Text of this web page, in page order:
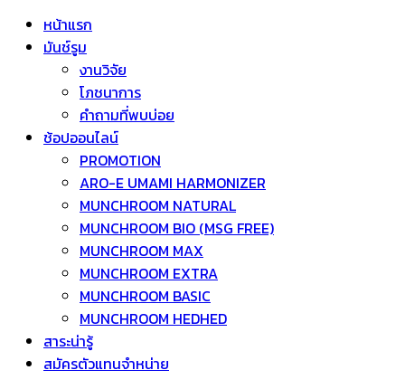
หน้าแรก
มันช์รูม
งานวิจัย
โภชนาการ
คำถามที่พบบ่อย
ช้อปออนไลน์
PROMOTION
ARO-E UMAMI HARMONIZER
MUNCHROOM NATURAL
MUNCHROOM BIO (MSG FREE)
MUNCHROOM MAX
MUNCHROOM EXTRA
MUNCHROOM BASIC
MUNCHROOM HEDHED
สาระน่ารู้
สมัครตัวแทนจำหน่าย